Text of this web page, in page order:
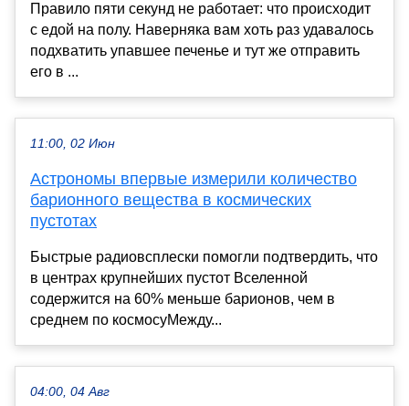
Правило пяти секунд не работает: что происходит
с едой на полу. Наверняка вам хоть раз удавалось
подхватить упавшее печенье и тут же отправить
его в ...
11:00, 02 Июн
Астрономы впервые измерили количество
барионного вещества в космических
пустотах
Быстрые радиовсплески помогли подтвердить, что
в центрах крупнейших пустот Вселенной
содержится на 60% меньше барионов, чем в
среднем по космосуМежду...
04:00, 04 Авг